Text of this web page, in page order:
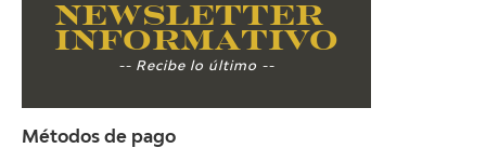
Newsletter
Informativo
-- Recibe lo último --
Métodos de pago